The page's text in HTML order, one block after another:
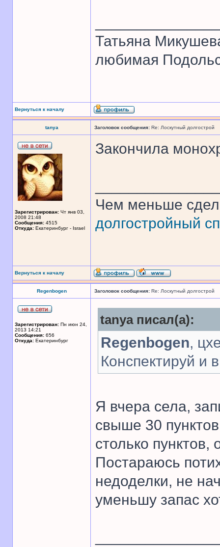
Татьяна
любимая
Вернуться к началу
tanya Заголовок сообщения: Re: Лоскутный долгострой
Зарегистрирован: Чт янв 03,
2008 21:48
Сообщения: 4515
Откуда: Екатеринбург - Israel
Закончила
Чем меньше
долгостройный
Вернуться к началу
Regenbogen Заголовок сообщения: Re: Лоскутный долгострой
Зарегистрирован: Пн июн 24,
2013 14:21
Сообщения: 656
Откуда: Екатеринбург
tanya писал(а):
Regenbogen,
Конспектируй и
Я вчера села,
свыше 30
столько пунктов,
Постараюсь
недоделки, не
уменьшу запас